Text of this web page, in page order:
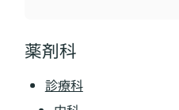
薬剤科
診療科